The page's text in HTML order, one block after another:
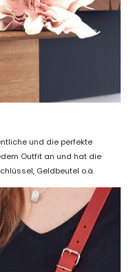
und die perfekte
Outfit an und hat die
Geldbeutel o.ä.